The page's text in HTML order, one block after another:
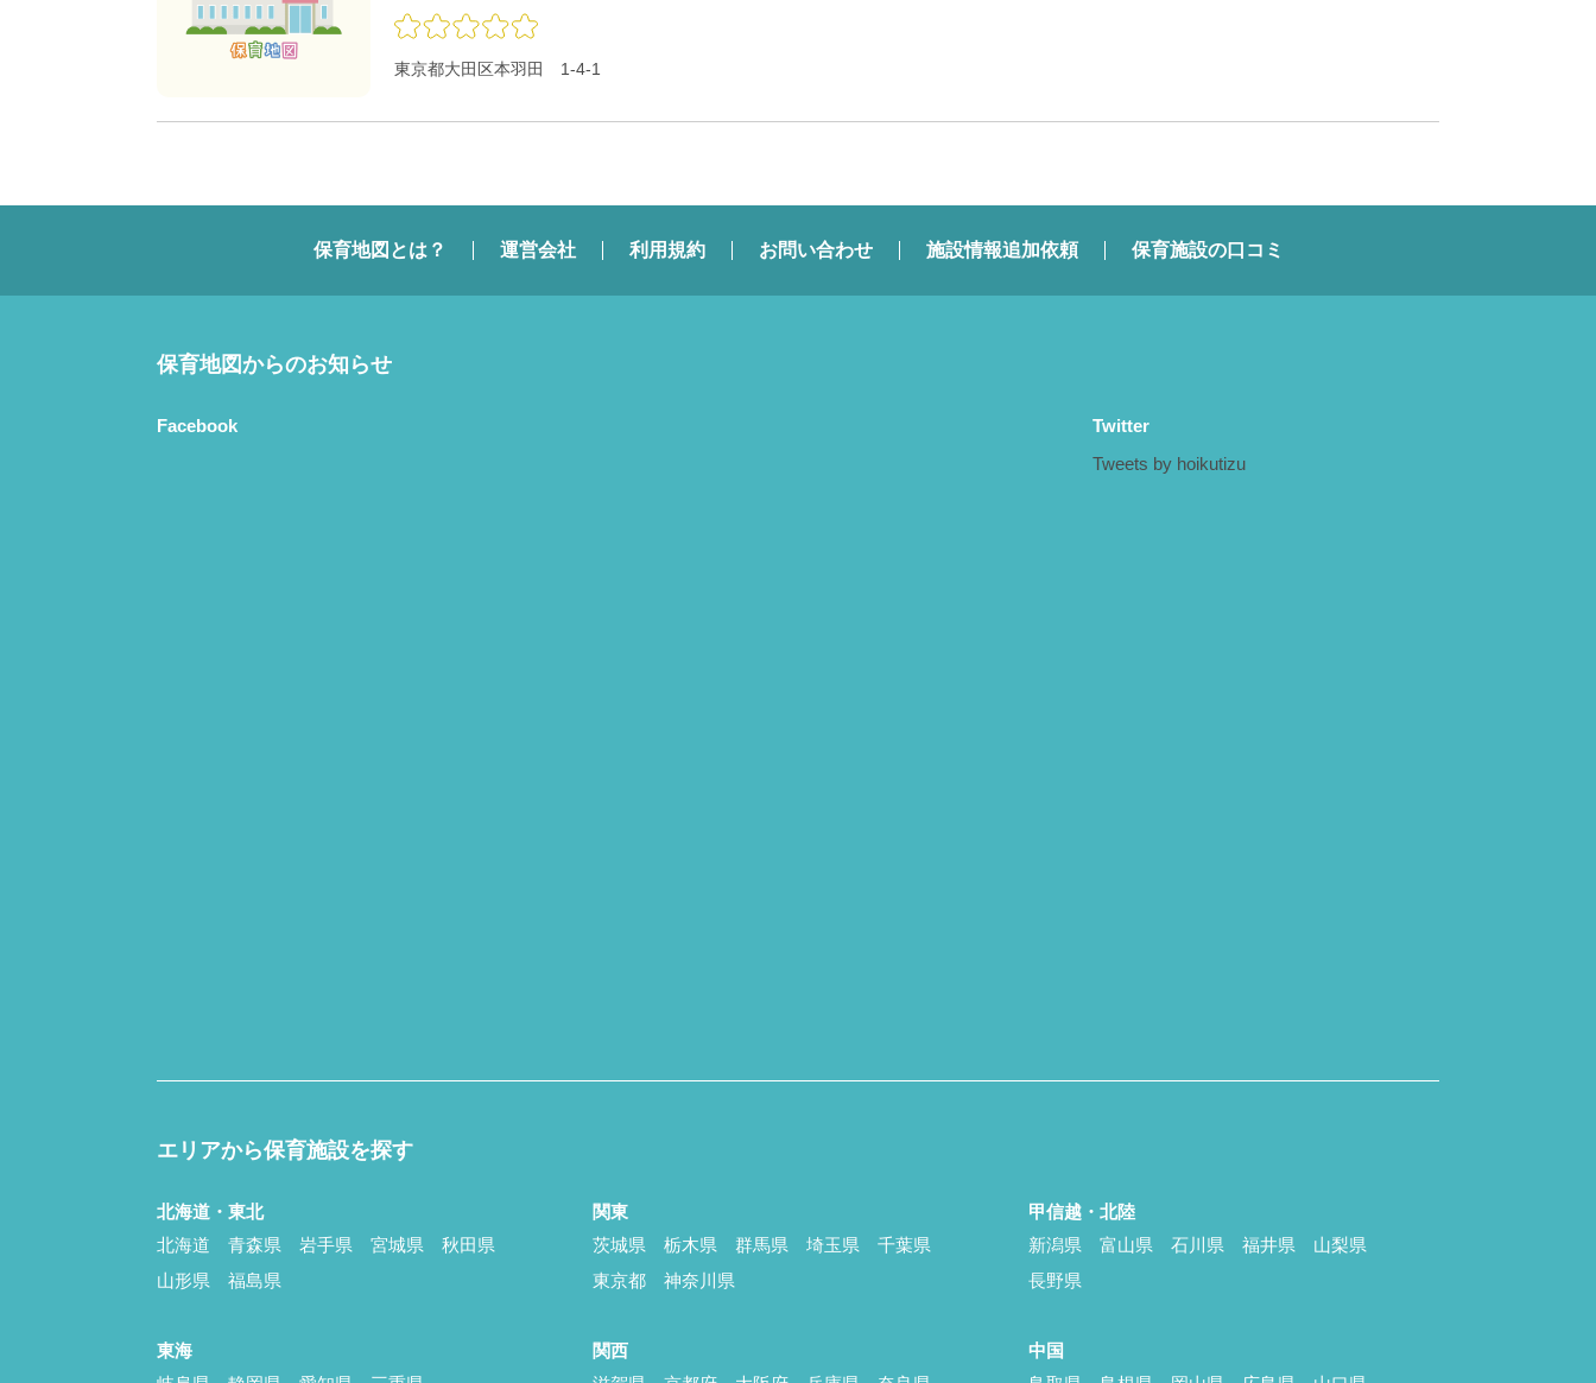
東京都大田区本羽田 1-4-1
保育地図とは？ 運営会社 利用規約 お問い合わせ 施設情報追加依頼 保育施設の口コミ
保育地図からのお知らせ
Facebook
Twitter
Tweets by hoikutizu
エリアから保育施設を探す
北海道・東北
北海道
青森県 岩手県 宮城県
秋田県
山形県
福島県
関東
茨城県
栃木県 群馬県 埼玉県
千葉県
東京都
神奈川県
甲信越・北陸
新潟県
富山県 石川県 福井県
山梨県
長野県
東海
関西
中国